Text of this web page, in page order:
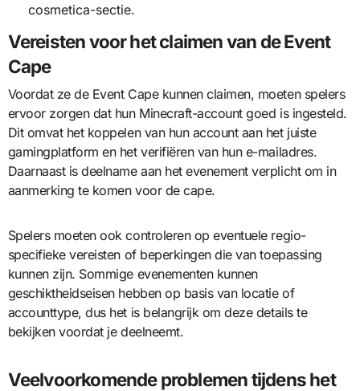
cosmetica-sectie.
Vereisten voor het claimen van de Event
Cape
Voordat ze de Event Cape kunnen claimen, moeten spelers
ervoor zorgen dat hun Minecraft-account goed is ingesteld.
Dit omvat het koppelen van hun account aan het juiste
gamingplatform en het verifiëren van hun e-mailadres.
Daarnaast is deelname aan het evenement verplicht om in
aanmerking te komen voor de cape.
Spelers moeten ook controleren op eventuele regio-
specifieke vereisten of beperkingen die van toepassing
kunnen zijn. Sommige evenementen kunnen
geschiktheidseisen hebben op basis van locatie of
accounttype, dus het is belangrijk om deze details te
bekijken voordat je deelneemt.
Veelvoorkomende problemen tijdens het